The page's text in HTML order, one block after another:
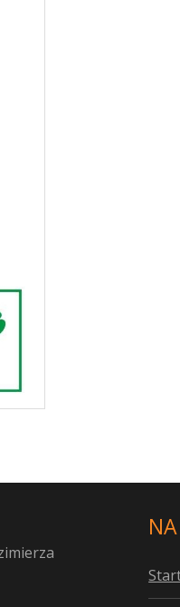
S